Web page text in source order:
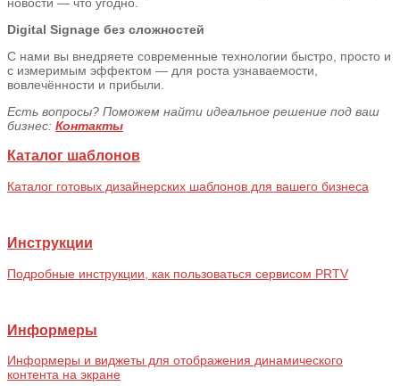
Digital Signage без сложностей
С нами вы внедряете современные технологии быстро, просто и
с измеримым эффектом — для роста узнаваемости,
вовлечённости и прибыли.
Есть вопросы? Поможем найти идеальное решение под ваш
бизнес: Контакты
Каталог шаблонов
Каталог готовых дизайнерских шаблонов для вашего бизнеса
Инструкции
Подробные инструкции, как пользоваться сервисом PRTV
Информеры
Информеры и виджеты для отображения динамического
контента на экране